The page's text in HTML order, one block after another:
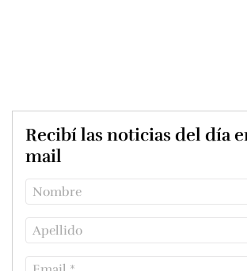
Recibí las noticias del día
mail